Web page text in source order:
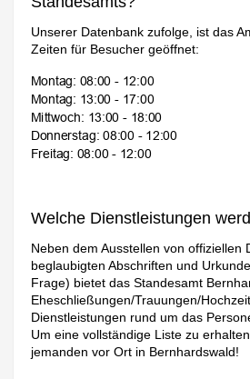
Unserer Datenbank zufolge, ist das
Zeiten für Besucher geöffnet:
Welche Dienstleistungen
Neben dem Ausstellen von offiziellen
beglaubigten Abschriften und
Frage) bietet das Standesamt
Eheschließungen/Trauungen/
Dienstleistungen rund um das
Um eine vollständige Liste zu
jemanden vor Ort in Bernhardswald!